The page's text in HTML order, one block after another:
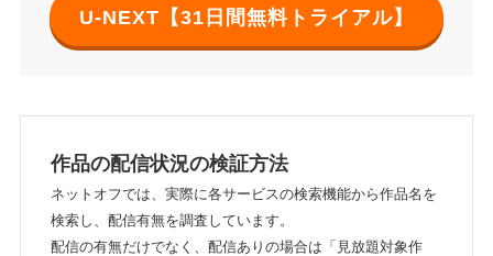
U-NEXT【31日間無料トライアル】
作品の配信状況の検証方法
ネットオフでは、実際に各サービスの検索機能から作品名を
検索し、配信有無を調査しています。
配信の有無だけでなく、配信ありの場合は「見放題対象作